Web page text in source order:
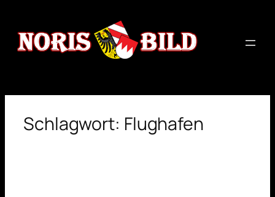
springen
Schlagwort: Flughafen